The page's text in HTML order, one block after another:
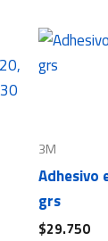
3M
Adhesivo
grs
$29.750